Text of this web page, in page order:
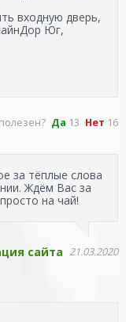
входную дверь,
Юг,
Да 13 Нет 16
за тёплые слова
Ждём Вас за
на чай!
21.03.2020
сайта